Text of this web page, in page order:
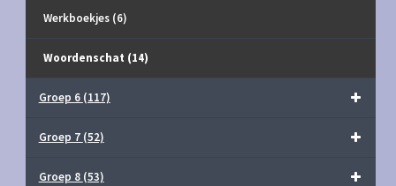
Werkboekjes (6)
Woordenschat (14)
Groep 6 (117)
Groep 7 (52)
Groep 8 (53)